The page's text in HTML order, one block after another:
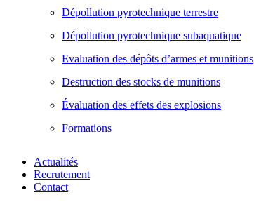
Dépollution pyrotechnique terrestre
Dépollution pyrotechnique subaquatique
Evaluation des dépôts d’armes et munitions
Destruction des stocks de munitions
Évaluation des effets des explosions
Formations
Actualités
Recrutement
Contact